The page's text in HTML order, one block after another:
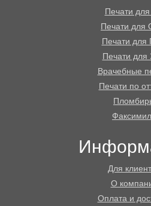
Печати
Печати
Печати
Печати для
Врачебные
Печати по
Для
О
Оплата и